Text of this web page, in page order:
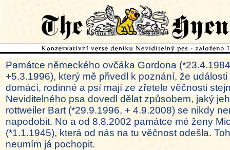
Památce německého ovčáka Gordona
+5.3.1996), který mě přivedl k poznání, že
domácí, rodinné a psí mají ze zřetele věčnosti
Neviditelného psa dovedl dělat způsobem, jaký
rottweiler Bart (*29.9.1996, + 4.9.2008) se nikdy
napodobit. No a od 8.8.2002 památce mé ženy
(*1.1.1945), která od nás na tu věčnost odešla.
neumím já pochopit.